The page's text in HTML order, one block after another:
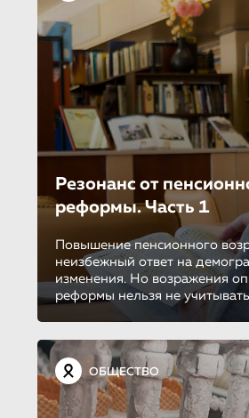
Резонанс от
реформы. Часть 1
Повышение пенсионного
неизбежный ответ на
изменения. Но возражения
реформы нельзя не учитывать
ОБЩЕСТВО